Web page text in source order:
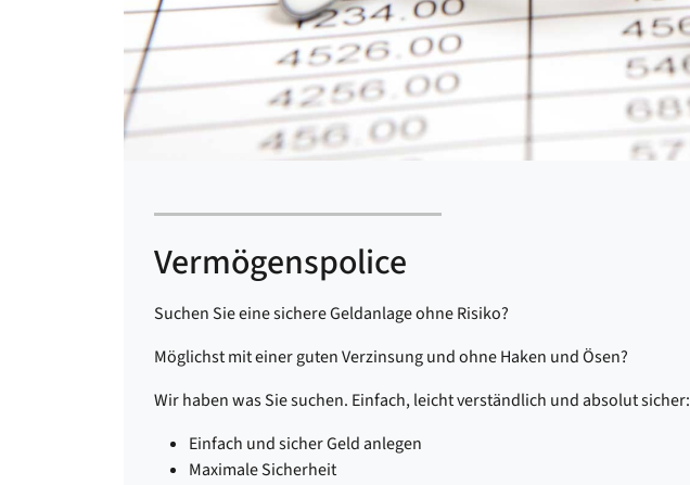
Vermögenspolice
Suchen Sie eine sichere Geldanlage ohne Risiko?
Möglichst mit einer guten Verzinsung und ohne Haken und Ösen?
Wir haben was Sie suchen. Einfach, leicht verständlich und absolut sicher:
Einfach und sicher Geld anlegen
Maximale Sicherheit